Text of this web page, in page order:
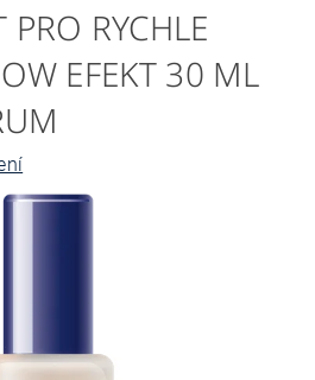
PRO RYCHLE
EFEKT 30 ML